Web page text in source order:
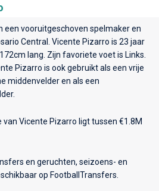
een vooruitgeschoven spelmaker en
Central
. Vicente Pizarro is 23 jaar
lang. Zijn favoriete voet is Links.
Pizarro is ook gebruikt als een vrije
middenvelder en als een
Vicente Pizarro ligt tussen €1.8M
en geruchten, seizoens- en
op FootballTransfers.